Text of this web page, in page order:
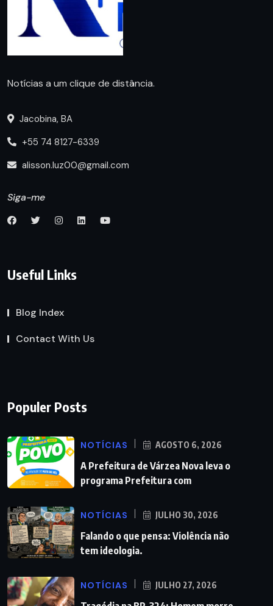
Notícias a um clique de distância.
Jacobina, BA
+55 74 8127-6339
alisson.luz00@gmail.com
Siga-me
Useful Links
Blog Index
Contact With Us
Populer Posts
NOTÍCIAS AGOSTO 6, 2026
A Prefeitura de Várzea Nova leva o
programa Prefeitura com
NOTÍCIAS JULHO 30, 2026
Falando o que pensa: Violência não
tem ideologia.
NOTÍCIAS JULHO 27, 2026